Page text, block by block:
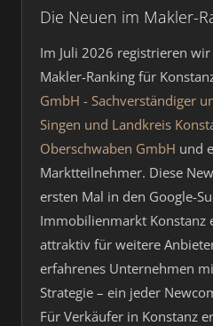
Die Neuen im Makler-
Im Juli 2026 registrieren
Makler-Ranking für
GmbH - Sachverständiger
Singen und Landkreis
Oberschwaben GmbH und
Marktteilnehmer. Diese
ersten Mal in den Google-
Immobilienmarkt Konstanz
attraktiv für weitere
erfahrenes Unternehmen
Strategie – ein jeder
Für Verkäufer in Konstanz